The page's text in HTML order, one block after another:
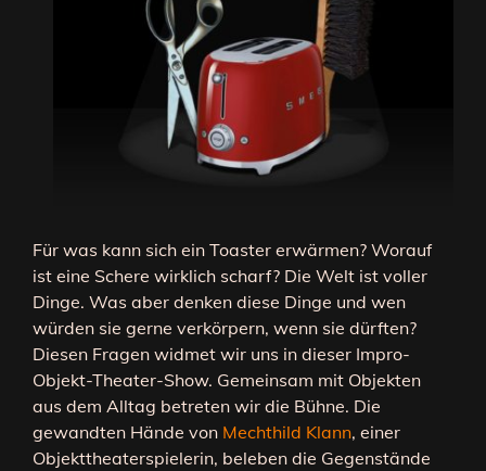
Für was kann sich ein Toaster erwärmen? Worauf
ist eine Schere wirklich scharf? Die Welt ist voller
Dinge. Was aber denken diese Dinge und wen
würden sie gerne verkörpern, wenn sie dürften?
Diesen Fragen widmet wir uns in dieser Impro-
Objekt-Theater-Show. Gemeinsam mit Objekten
aus dem Alltag betreten wir die Bühne. Die
gewandten Hände von Mechthild Klann, einer
Objekttheaterspielerin, beleben die Gegenstände